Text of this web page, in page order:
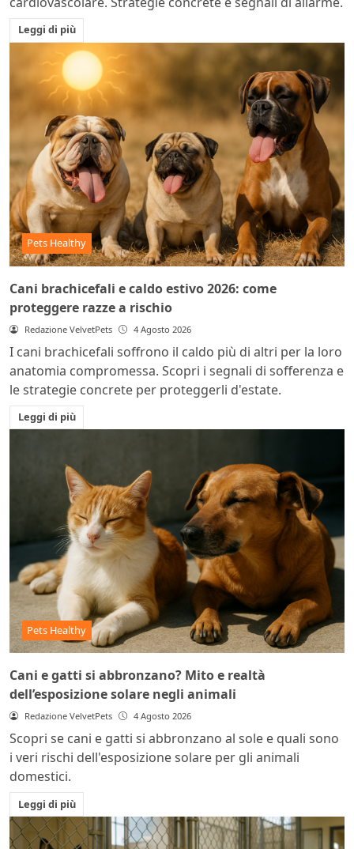
Leggi di più
Pets Healthy
Cani brachicefali e caldo estivo 2026: come
proteggere razze a rischio
Redazione VelvetPets 4 Agosto 2026
I cani brachicefali soffrono il caldo più di altri per la loro
anatomia compromessa. Scopri i segnali di sofferenza e
le strategie concrete per proteggerli d'estate.
Leggi di più
Pets Healthy
Cani e gatti si abbronzano? Mito e realtà
dell’esposizione solare negli animali
Redazione VelvetPets 4 Agosto 2026
Scopri se cani e gatti si abbronzano al sole e quali sono
i veri rischi dell'esposizione solare per gli animali
domestici.
Leggi di più